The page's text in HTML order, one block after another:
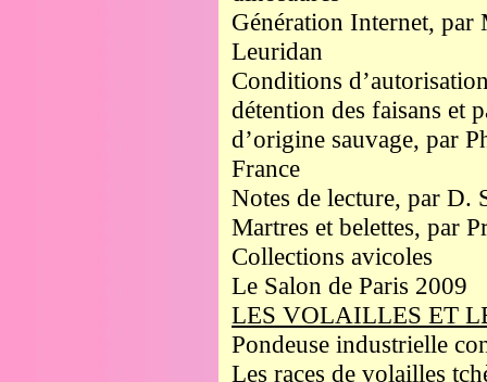
Génération Internet, par
Leuridan
Conditions
détention des faisans et
d’origine sauvage, par
France
Notes de lecture, par D.
Martres et belettes, par
Collections avicoles
Le Salon de Paris 2009
LES VOLAILLES ET
Pondeuse industrielle
Les races de volailles